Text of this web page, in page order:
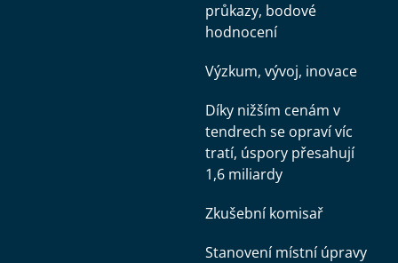
průkazy, bodové
hodnocení
Výzkum, vývoj, inovace
Díky nižším cenám v
tendrech se opraví víc
tratí, úspory přesahují
1,6 miliardy
Zkušební komisař
Stanovení místní úpravy